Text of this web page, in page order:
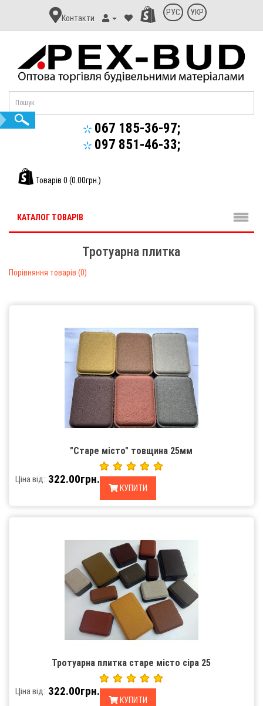
Контакт
Апекс-
Контакти
РУС УКР
067 185-36-97;
097 851-46-33;
Товарів 0 (0.00грн.)
КАТАЛОГ ТОВАРІВ
Тротуарна плитка
Порівняння товарів (0)
"Старе місто" товщина 25мм
Ціна від: 322.00грн.
КУПИТИ
Тротуарна плитка старе місто сіра 25
Ціна від: 322.00грн.
КУПИТИ